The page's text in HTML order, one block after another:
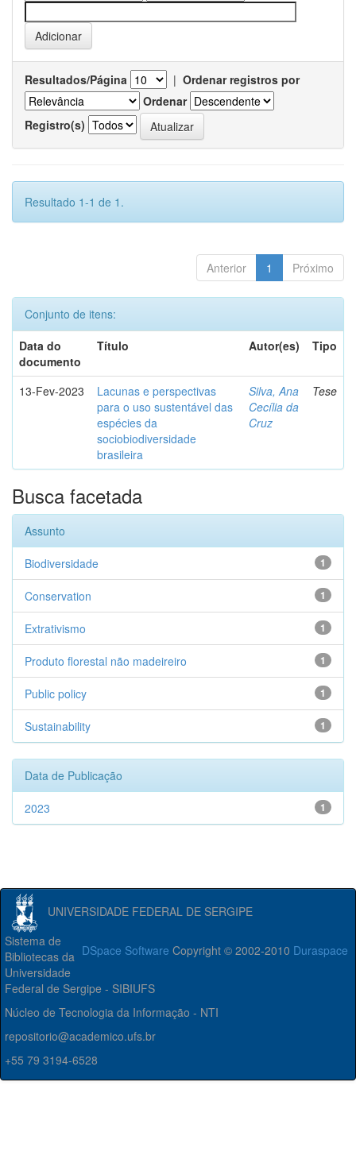
Resultados/Página | Ordenar registros por
Ordenar
Registro(s)
Resultado 1-1 de 1.
Anterior 1 Próximo
Conjunto de itens:
Data do
documento
Título Autor(es) Tipo
13-Fev-2023
Lacunas e perspectivas
para o uso sustentável das
espécies da
sociobiodiversidade
brasileira
Silva, Ana
Cecília da
Cruz
Tese
Busca facetada
Assunto
1
Biodiversidade
1
Conservation
1
Extrativismo
1
Produto florestal não madeireiro
1
Public policy
1
Sustainability
Data de Publicação
1
2023
UNIVERSIDADE FEDERAL DE SERGIPE
DSpace Software Copyright © 2002-2010 Duraspace
Sistema de
Bibliotecas da
Universidade
Federal de Sergipe - SIBIUFS
Núcleo de Tecnologia da Informação - NTI
repositorio@academico.ufs.br
+55 79 3194-6528